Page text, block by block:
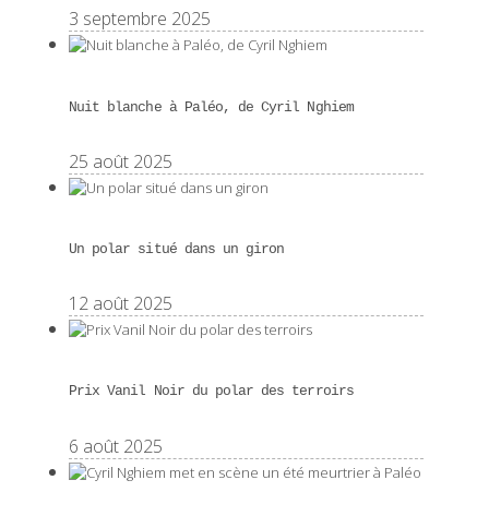
3 septembre 2025
Nuit blanche à Paléo, de Cyril Nghiem
25 août 2025
Un polar situé dans un giron
12 août 2025
Prix Vanil Noir du polar des terroirs
6 août 2025